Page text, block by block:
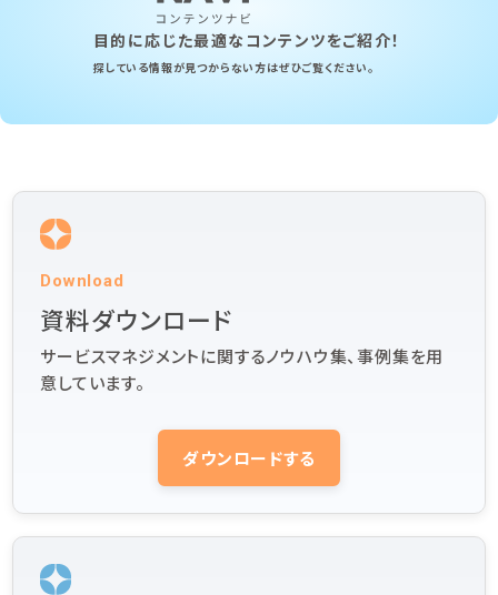
目的に応じた最適なコンテンツをご紹介！
探している情報が見つからない方はぜひご覧ください。
Download
資料ダウンロード
サービスマネジメントに関するノウハウ集、事例集を用
意しています。
ダウンロードする